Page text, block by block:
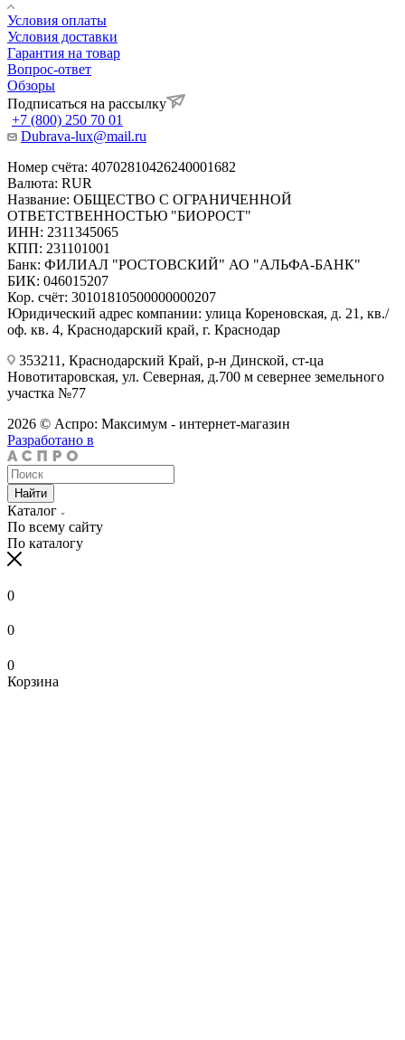
Условия оплаты
Условия доставки
Гарантия на товар
Вопрос-ответ
Обзоры
Подписаться на рассылку
+7 (800) 250 70 01
Dubrava-lux@mail.ru
Номер счёта: 40702810426240001682
Валюта: RUR
Название: ОБЩЕСТВО С ОГРАНИЧЕННОЙ
ОТВЕТСТВЕННОСТЬЮ "БИОРОСТ"
ИНН: 2311345065
КПП: 231101001
Банк: ФИЛИАЛ "РОСТОВСКИЙ" АО "АЛЬФА-БАНК"
БИК: 046015207
Кор. счёт: 30101810500000000207
Юридический адрес компании: улица Кореновская, д. 21, кв./
оф. кв. 4, Краснодарский край, г. Краснодар
353211, Краснодарский Край, р-н Динской, ст-ца
Новотитаровская, ул. Северная, д.700 м севернее земельного
участка №77
2026 © Аспро: Максимум - интернет-магазин
Разработано в
Найти
Каталог
По всему сайту
По каталогу
0
0
0
Корзина